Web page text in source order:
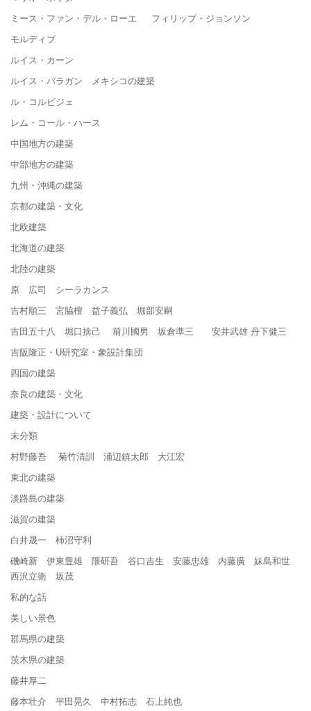
ミース・ファン・デル・ローエ フィリップ・ジョンソン
モルディブ
ルイス・カーン
ルイス・バラガン メキシコの建築
ル・コルビジェ
レム・コール・ハース
中国地方の建築
中部地方の建築
九州・沖縄の建築
京都の建築・文化
北欧建築
北海道の建築
北陸の建築
原 広司 シーラカンス
吉村順三 宮脇檀 益子義弘 堀部安嗣
吉田五十八 堀口捨己 前川國男 坂倉準三 安井武雄 丹下健三
吉阪隆正・U研究室・象設計集団
四国の建築
奈良の建築・文化
建築・設計について
未分類
村野藤吾 菊竹清訓 浦辺鎮太郎 大江宏
東北の建築
淡路島の建築
滋賀の建築
白井晟一 柿沼守利
磯崎新 伊東豊雄 隈研吾 谷口吉生 安藤忠雄 内藤廣 妹島和世
西沢立衛 坂茂
私的な話
美しい景色
群馬県の建築
茨木県の建築
藤井厚二
藤本壮介 平田晃久 中村拓志 石上純也